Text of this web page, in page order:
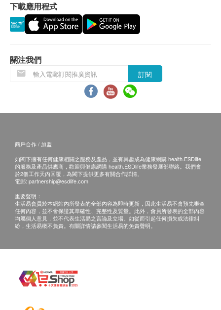
$1300 hutchgo.com 旅遊禮券
肝癌
愛滋病 HIV 重點項目
3 基本項目
基本健康評估
血壓
脈搏率
身高
體重
身高體重比例指數分析
視力測試
總膽固醇
高密度脂膽固醇
進檢查報告， 工作天不包括星期六、日及公眾假
期。 輪侯報告講解時間會因應不同情況（如個別
化驗項目所需時間或客人指明特定時段）而有所延
客人提取報告方案：
(1) 親身前往全仁醫務中心提取並由醫生講解報告
(2) 電話講解報告 (自取報告)
備註：
Ａ. 如果客戶已完成電話或面解服務，若再要求
講解，需另外收取$350解析報告費。
Ｂ. 客戶若體檢後三個月內不提取報告，所有報
告一律作銷毀處理及不會存底。客戶如需額外索
取報
費。注意：複印本報告未必完整。
Ｄ. 所有身體檢查並非作為醫務診斷或治療用
途，如需撰寫醫生轉介信，將作額外收費
下載應用程式
關注我們
訂閱
商戶合作 / 加盟
如閣下擁有任何健康相關之服務及產品，並有興趣成為健康網購 health.ESDlife
的服務及產品供應商，歡迎與健康網購 health.ESDlife業務發展部聯絡。我們會
於2個工作天內回覆，為閣下提供更多有關合作詳情。
電郵: partnership@esdlife.com
重要聲明：
生活易會員於本網站內所發表的全部內容為即時更新，因此生活易不會預先審查
任何內容，並不會保證其準確性、完整性及質量。此外，會員所發表的全部內容
均屬個人意見，並不代表生活易之言論及立場。如從而引起任何損失或法律糾
紛，生活易概不負責。有關詳情請參閱生活易的免責聲明。